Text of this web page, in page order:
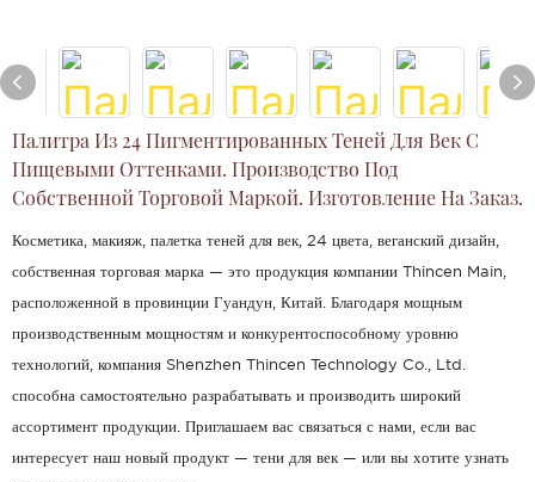
Палитра Из 24 Пигментированных Теней Для Век С
Пищевыми Оттенками. Производство Под
Собственной Торговой Маркой. Изготовление На Заказ.
Косметика, макияж, палетка теней для век, 24 цвета, веганский дизайн,
собственная торговая марка — это продукция компании Thincen Main,
расположенной в провинции Гуандун, Китай. Благодаря мощным
производственным мощностям и конкурентоспособному уровню
технологий, компания Shenzhen Thincen Technology Co., Ltd.
способна самостоятельно разрабатывать и производить широкий
ассортимент продукции. Приглашаем вас связаться с нами, если вас
интересует наш новый продукт — тени для век — или вы хотите узнать